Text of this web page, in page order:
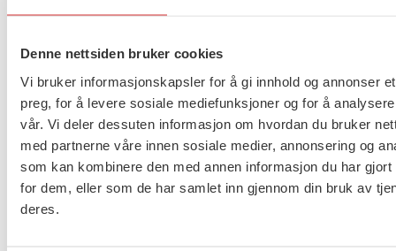
Denne nettsiden bruker cookies
Vi bruker informasjonskapsler for å gi innhold og annonser
preg, for å levere sosiale mediefunksjoner og for å
vår. Vi deler dessuten informasjon om hvordan du bruker
med partnerne våre innen sosiale medier, annonsering og
som kan kombinere den med annen informasjon du har gjort
for dem, eller som de har samlet inn gjennom din bruk av
deres.
og finansiering som følge av barnevernsreformen.
Dette er et lovende signal, men det er også et
signal som forplikter.
FO krever at regjeringen reverserer avviklingen av
øremerkede midler til stillinger i barnevernet, og
styrker bevilgningen med ytterligere 250 millioner
årlig i stortingsperioden. Regjeringen må også sikre